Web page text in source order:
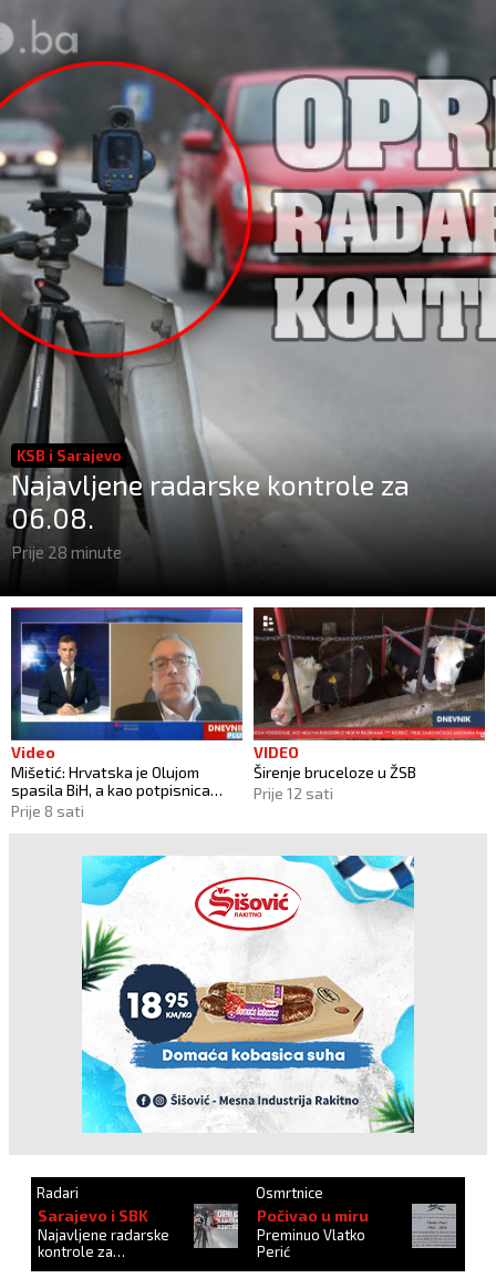
KSB i Sarajevo
Najavljene radarske kontrole za
06.08.
Prije 28 minute
Video
Mišetić: Hrvatska je Olujom
spasila BiH, a kao potpisnica
Daytona ima puno pravo štititi
hrvatski narod
Prije 8 sati
VIDEO
Širenje bruceloze u ŽSB
Prije 12 sati
Radari
Sarajevo i SBK
Najavljene radarske
kontrole za
27.10.2024.
Osmrtnice
Počivao u miru
Preminuo Vlatko
Perić